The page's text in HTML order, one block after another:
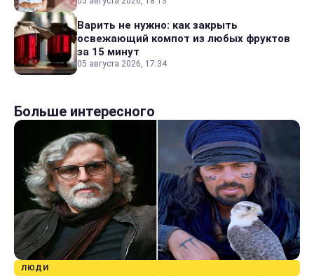
Варить не нужно: как закрыть
освежающий компот из любых фруктов
за 15 минут
05 августа 2026, 17:34
Больше интересного
ЛЮДИ